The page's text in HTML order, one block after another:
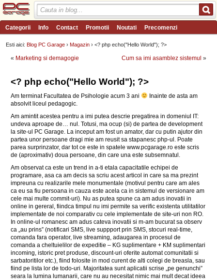
Categorii Info Contact Promotii Noutati Precomenzi
Review-uri Wishlist PC Garage TV Forum Blog Angajari
Esti aici:Blog PC Garage ›Magazin › <? php echo("Hello World"); ?>
« Marketing si demagogie Cum sa imi asamblez sistemul »
<? php echo("Hello World"); ?>
Am terminat Facultatea de Psihologie acum 3 ani
Inainte de asta am
absolvit liceul pedagogic.
Am amintit acestea pentru a imi putea descrie pregatirea in domeniul IT:
undeva aproape de… nul. Totusi, ma ocup (si) de partea de development
la site-ul PC Garage. La inceput am fost un amator, dar cu putin ajutor din
partea unor persoane dragi mie am reusit sa stapanesc php-ul. Poate
parea surprinzator, dar tot ce este in spatele www.pcgarage.ro este scris
de (aproximativ) doua persoane, din care una este subsemnatul.
Am observat ca este un trend in a-ti etala capacitatile echipei de
programare, asa ca am decis sa scriu acest articol in care sa ma prezint
impreuna cu realizarile mele monumentale (motivul pentru care am ales
ca eu sa fiu persoana in cauza este acela ca in sistemul de versionare am
cele mai multe commit-uri). Nu as putea spune ca am adus inovatii in
online in gereral, fiindca timpul nu imi permite sa verific existenta utilitatilor
implementate de noi comparativ cu cele implementate de site-uri non RO.
In online-ul romanesc am adus cateva inovatii si m-am bucurat sa observ
ca „au prins” (notificari SMS, live suppport prin SMS, stocuri real-time,
comanda fara operator, live streaming, adaugarea in procesul de
comanda a cheltuielilor de expeditie – KG suplimentare + KM suplimentari
incoming, istoric pret produse, discount-uri oferite automat comunitatii si
sarbatoritilor etc.), fiind folosite in mod curent de alti colegi de breasla, sau
fiind pe lista lor de todo-uri. Majoritatea sunt aplicatii scrise „pe genunchi”
seara la lumina lumanarii, care nu au necesitat nimic mai mult decat ideea